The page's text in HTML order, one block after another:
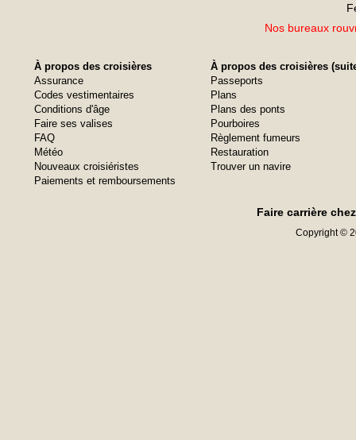
Nos bureaux
À propos des croisières
Assurance
Codes vestimentaires
Conditions d'âge
Faire ses valises
FAQ
Météo
Nouveaux croisiéristes
Paiements et remboursements
À propos des croisières
Passeports
Plans
Plans des ponts
Pourboires
Règlement fumeurs
Restauration
Trouver un navire
Faire carrière
Copyright ©